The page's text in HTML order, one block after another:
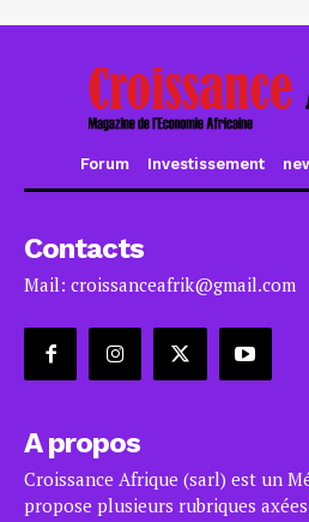
Forum Investissement
Contacts
Mail: croissanceafrik@gmail.com
A propos
Croissance Afrique (sarl) est un
propose plusieurs rubriques